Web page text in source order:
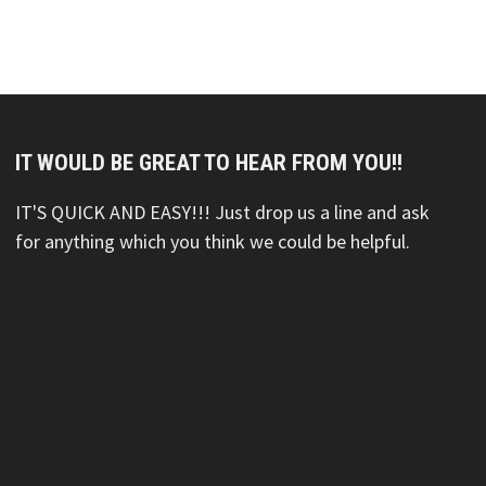
IT WOULD BE GREAT TO HEAR FROM YOU!!
IT'S QUICK AND EASY!!! Just drop us a line and ask
for anything which you think we could be helpful.